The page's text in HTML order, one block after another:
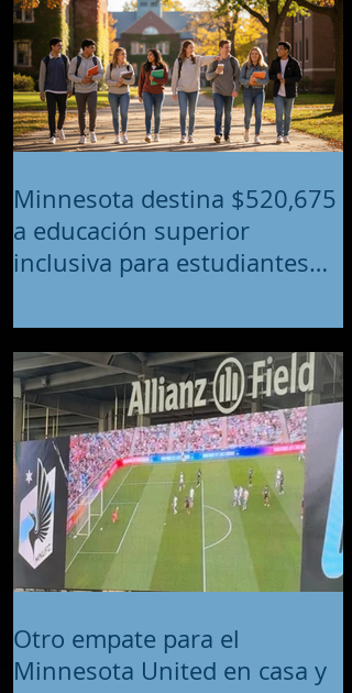
Minnesota destina $520,675
a educación superior
inclusiva para estudiantes
intelectuales y del desarrollo
Otro empate para el
Minnesota United en casa y